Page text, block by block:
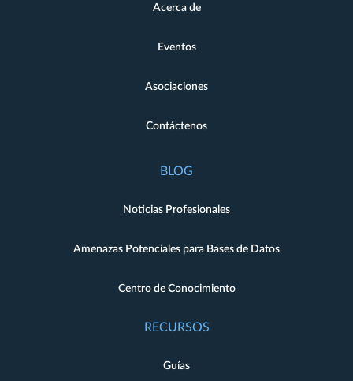
Acerca de
Eventos
Asociaciones
Contáctenos
BLOG
Noticias Profesionales
Amenazas Potenciales para Bases de Datos
Centro de Conocimiento
RECURSOS
Guías